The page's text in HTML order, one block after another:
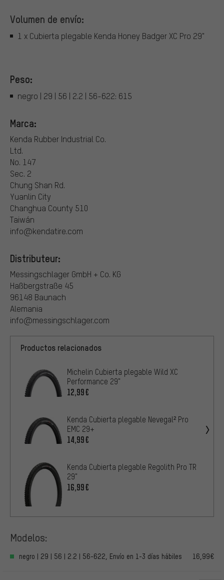
Volumen de envío:
1 x Cubierta plegable Kenda Honey Badger XC Pro 29"
Peso:
negro | 29 | 56 | 2.2 | 56-622: 615
Marca:
Kenda Rubber Industrial Co.
Ltd.
No. 147
Sec. 2
Chung Shan Rd.
Yuanlin City
Changhua County 510
Taiwán
info@kendatire.com
Distributeur:
Messingschlager GmbH + Co. KG
Haßbergstraße 45
96148 Baunach
Alemania
info@messingschlager.com
Productos relacionados
Michelin Cubierta plegable Wild XC
Performance 29"
12,99€
Kenda Cubierta plegable Nevegal² Pro
EMC 29+
14,99€
Kenda Cubierta plegable Regolith Pro TR
29"
16,99€
Modelos:
negro | 29 | 56 | 2.2 | 56-622, Envío en 1-3 días hábiles 16,99€